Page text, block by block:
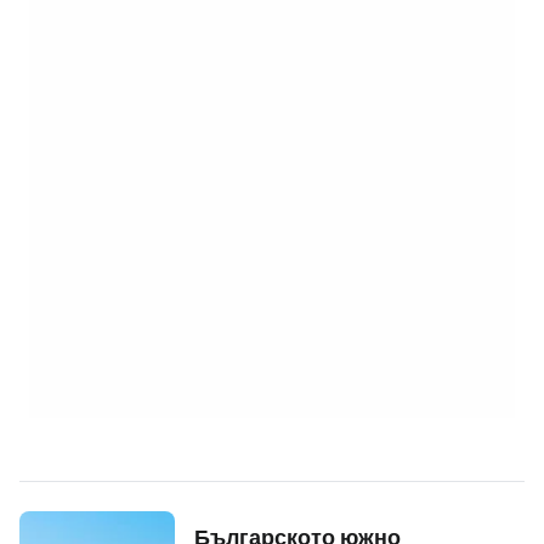
Българското южно